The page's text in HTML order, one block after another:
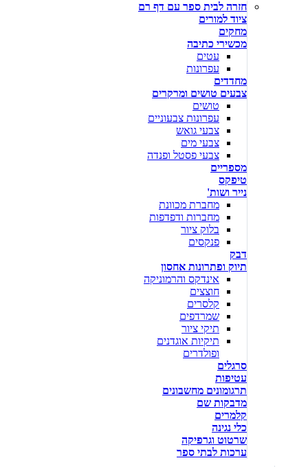
חזרה לבית ספר עם דף רם
ציוד למורים
מחקים
מכשירי כתיבה
עטים
עפרונות
מחדדים
צבעים טושים ומרקרים
טושים
עפרונות צבעוניים
צבעי גואש
צבעי מים
צבעי פסטל ופנדה
מספריים
טיפקס
נייר ושות'
מחברת מכוונת
מחברות ודפדפות
בלוק ציור
פנקסים
דבק
תיוק ופתרונות אחסון
אינדקס והרמוניקה
חוצצים
קלסרים
שמרדפים
תיקי ציור
תיקיות אוגדנים
ופולדרים
סרגלים
עטיפות
תרגומונים מחשבונים
מדבקות שם
קלמרים
כלי נגינה
שרטוט וגרפיקה
ערכות לבתי ספר